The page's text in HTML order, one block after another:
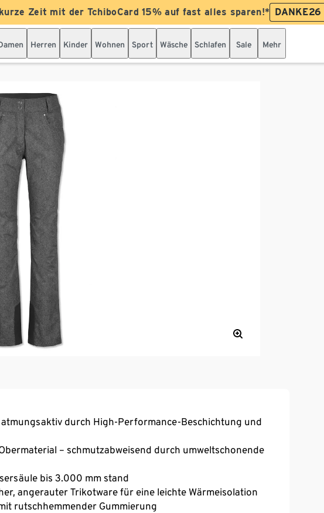
Zeit mit der TchiboCard 15% auf fast alles sparen!* DANKE26
Herren Kinder Wohnen Sport Wäsche Schlafen Sale Mehr
durch High-Performance-Beschichtung und
– schmutzabweisend durch umweltschonende
bis 3.000 mm stand
angerauter Trikotware für eine leichte Wärmeisolation
rutschhemmender Gummierung